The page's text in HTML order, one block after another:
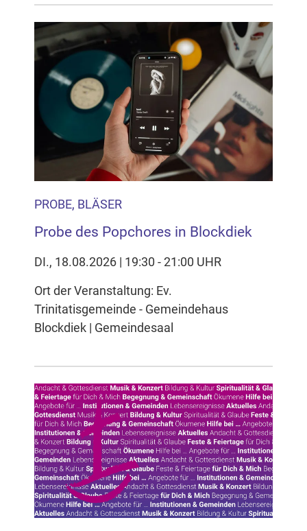
PROBE, BLÄSER
Probe des Popchores in Blockdiek
DI., 18.08.2026 | 19:30 - 21:00 UHR
Ort der Veranstaltung: Ev.
Trinitatisgemeinde - Gemeindehaus
Blockdiek | Gemeindesaal